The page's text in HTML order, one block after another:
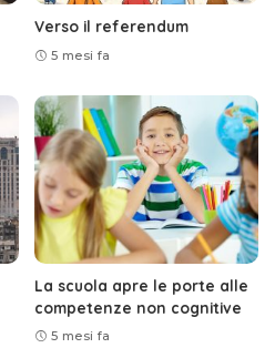
Verso il referendum
5 mesi fa
La scuola apre le porte alle
competenze non cognitive
5 mesi fa